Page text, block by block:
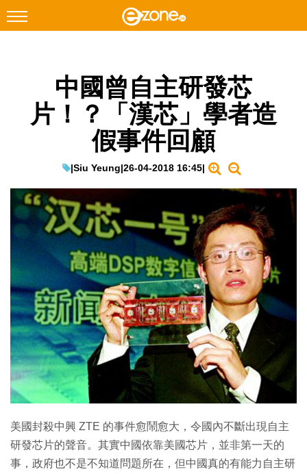
Facebook Instagram
科技焦點
教學評測
EduTech
生成式AI與雲端應用
Enterprise Digital Transformation
特集
中國曾自主研發芯
片！？「漢芯」學者造
假事件回顧
|Siu Yeung|26-04-2018 16:45|
美國封殺中興 ZTE 的事件愈鬧愈大，令國內不斷出現自主
研發芯片的聲音。其實中國依靠美國芯片，並非第一天的
事，政府也不是不知道問題所在，但中國真的有能力自主研